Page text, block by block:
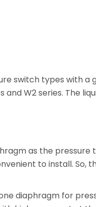
switch types with a
and W2 series. The
as the
to install.
diaphragm for